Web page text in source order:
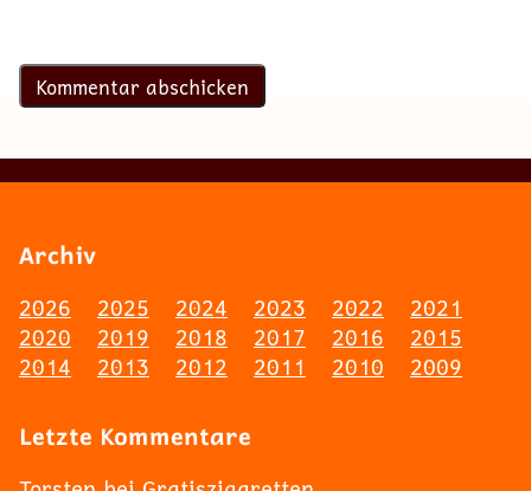
Archiv
2026 2025 2024 2023 2022
2021
2020
2019 2018 2017 2016
2015
2014
2013 2012 2011 2010 2009
Letzte Kommentare